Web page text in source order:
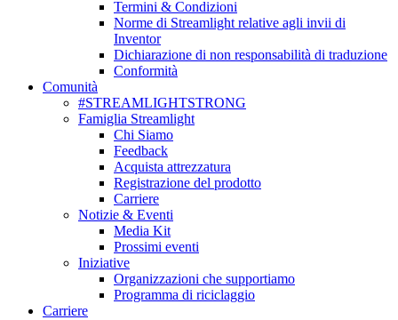
Termini & Condizioni
Norme di Streamlight relative agli invii di
Inventor
Dichiarazione di non responsabilità di traduzione
Conformità
Comunità
#STREAMLIGHTSTRONG
Famiglia Streamlight
Chi Siamo
Feedback
Acquista attrezzatura
Registrazione del prodotto
Carriere
Notizie & Eventi
Media Kit
Prossimi eventi
Iniziative
Organizzazioni che supportiamo
Programma di riciclaggio
Carriere